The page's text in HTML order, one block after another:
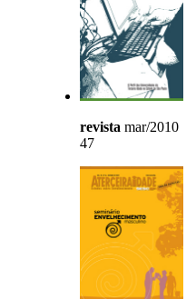
revista mar/2010
47